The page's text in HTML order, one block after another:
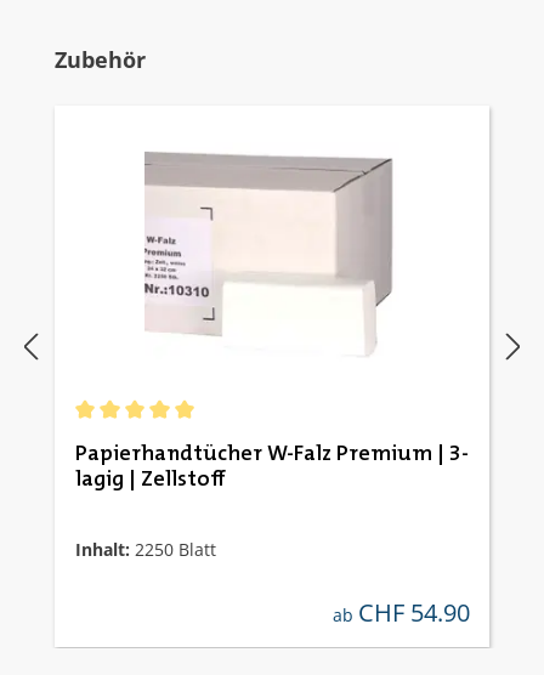
Produktgalerie überspringen
Zubehör
Papierhandtücher W-Falz Premium | 3-
lagig | Zellstoff
Inhalt: 2250 Blatt
regulärer preis:
ab CHF 54.90